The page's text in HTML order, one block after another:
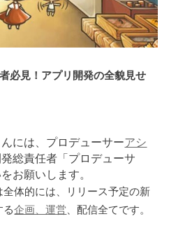
必見！アプリ開発の全貌見せ
には、プロデューサーアシ
総責任者「プロデューサ
お願いします。
体的には、リリース予定の新
る企画、運営 、配信全てです。